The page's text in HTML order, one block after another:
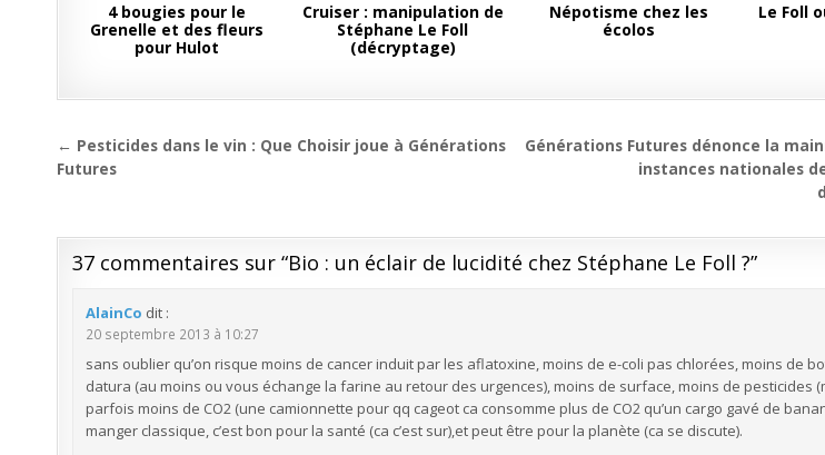
4 bougies pour le
Grenelle et des fleurs
pour Hulot
Cruiser : manipulation de
Stéphane Le Foll
(décryptage)
Népotisme chez les
écolos
Le Foll
Navigation
de
Générations Futures dénonce la
instances nationales
← Pesticides dans le vin : Que Choisir joue à Générations
Futures
37 commentaires sur “Bio : un éclair de lucidité chez Stéphane Le Foll ?”
AlainCo dit :
20 septembre 2013 à 10:27
sans oublier qu’on risque moins de cancer induit par les aflatoxine, moins de e-coli pas chlorées, moins de
datura (au moins ou vous échange la farine au retour des urgences), moins de surface, moins de pesticides
parfois moins de CO2 (une camionnette pour qq cageot ca consomme plus de CO2 qu’un cargo gavé de
manger classique, c’est bon pour la santé (ca c’est sur),et peut être pour la planète (ca se discute).